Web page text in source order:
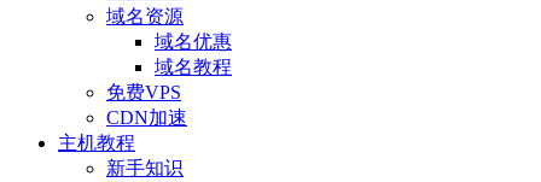
域名资源
域名优惠
域名教程
免费VPS
CDN加速
主机教程
新手知识